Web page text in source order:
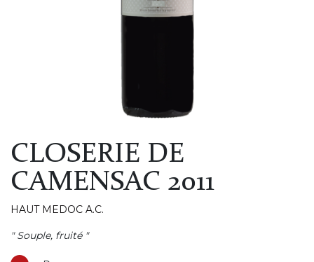
CLOSERIE DE
CAMENSAC 2011
HAUT MEDOC A.C.
" Souple, fruité "